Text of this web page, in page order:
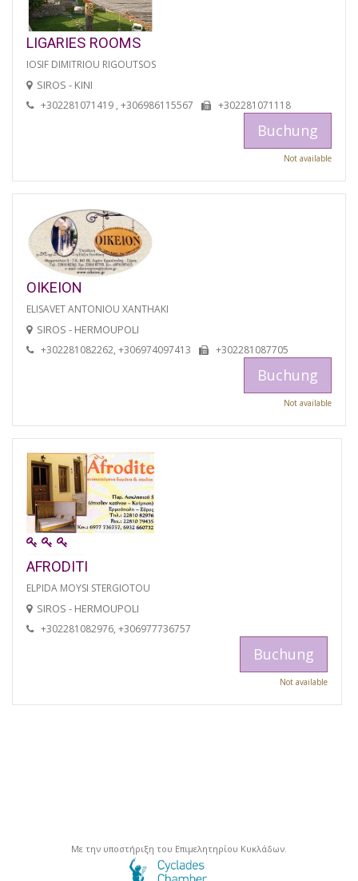
LIGARIES ROOMS
IOSIF DIMITRIOU RIGOUTSOS
SIROS - KINI
+302281071419 , +306986115567 +302281071118
Buchung
Not available
OIKEION
ELISAVET ANTONIOU XANTHAKI
SIROS - HERMOUPOLI
+302281082262, +306974097413 +302281087705
Buchung
Not available
AFRODITI
ELPIDA MOYSI STERGIOTOU
SIROS - HERMOUPOLI
+302281082976, +306977736757
Buchung
Not available
Με την υποστήριξη του Επιμελητηρίου Κυκλάδων.